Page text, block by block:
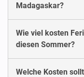
Madagaskar?
Wie viel kosten
diesen Sommer?
Welche Kosten